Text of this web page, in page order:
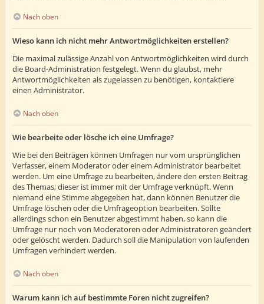
Nach oben
Wieso kann ich nicht mehr Antwortmöglichkeiten erstellen?
Die maximal zulässige Anzahl von Antwortmöglichkeiten wird durch
die Board-Administration festgelegt. Wenn du glaubst, mehr
Antwortmöglichkeiten als zugelassen zu benötigen, kontaktiere
einen Administrator.
Nach oben
Wie bearbeite oder lösche ich eine Umfrage?
Wie bei den Beiträgen können Umfragen nur vom ursprünglichen
Verfasser, einem Moderator oder einem Administrator bearbeitet
werden. Um eine Umfrage zu bearbeiten, ändere den ersten Beitrag
des Themas; dieser ist immer mit der Umfrage verknüpft. Wenn
niemand eine Stimme abgegeben hat, dann können Benutzer die
Umfrage löschen oder die Umfrageoption bearbeiten. Sollte
allerdings schon ein Benutzer abgestimmt haben, so kann die
Umfrage nur noch von Moderatoren oder Administratoren geändert
oder gelöscht werden. Dadurch soll die Manipulation von laufenden
Umfragen verhindert werden.
Nach oben
Warum kann ich auf bestimmte Foren nicht zugreifen?